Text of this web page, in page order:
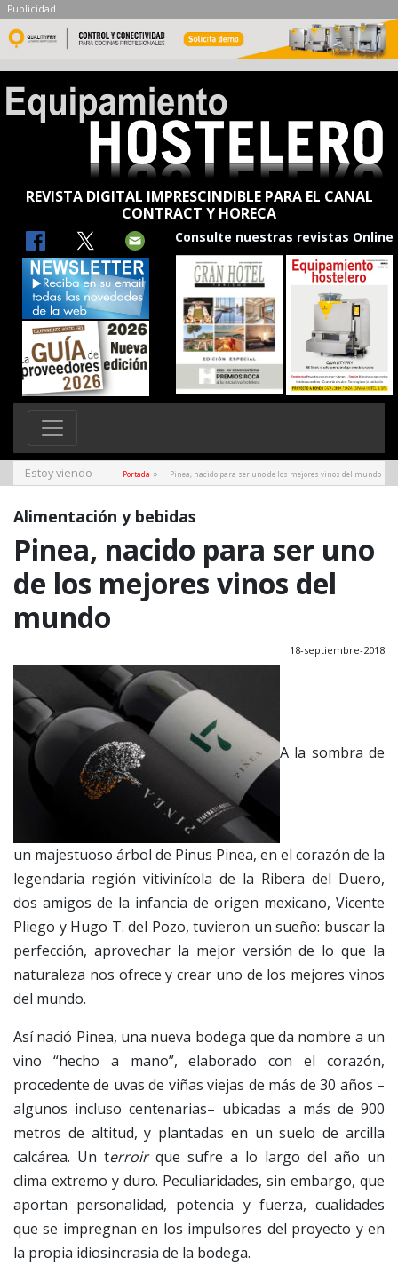
Publicidad
REVISTA DIGITAL IMPRESCINDIBLE PARA EL CANAL
CONTRACT Y HORECA
Consulte nuestras revistas Online
Estoy viendo Portada » Pinea, nacido para ser uno de los mejores vinos del mundo
Alimentación y bebidas
Pinea, nacido para ser uno
de los mejores vinos del
mundo
18-septiembre-2018
A la sombra de
un majestuoso árbol de Pinus Pinea, en el corazón de la
legendaria región vitivinícola de la Ribera del Duero,
dos amigos de la infancia de origen mexicano, Vicente
Pliego y Hugo T. del Pozo, tuvieron un sueño: buscar la
perfección, aprovechar la mejor versión de lo que la
naturaleza nos ofrece y crear uno de los mejores vinos
del mundo.
Así nació Pinea, una nueva bodega que da nombre a un
vino “hecho a mano”, elaborado con el corazón,
procedente de uvas de viñas viejas de más de 30 años –
algunos incluso centenarias– ubicadas a más de 900
metros de altitud, y plantadas en un suelo de arcilla
calcárea. Un terroirque sufre a lo largo del año un
clima extremo y duro. Peculiaridades, sin embargo, que
aportan personalidad, potencia y fuerza, cualidades
que se impregnan en los impulsores del proyecto y en
la propia idiosincrasia de la bodega.